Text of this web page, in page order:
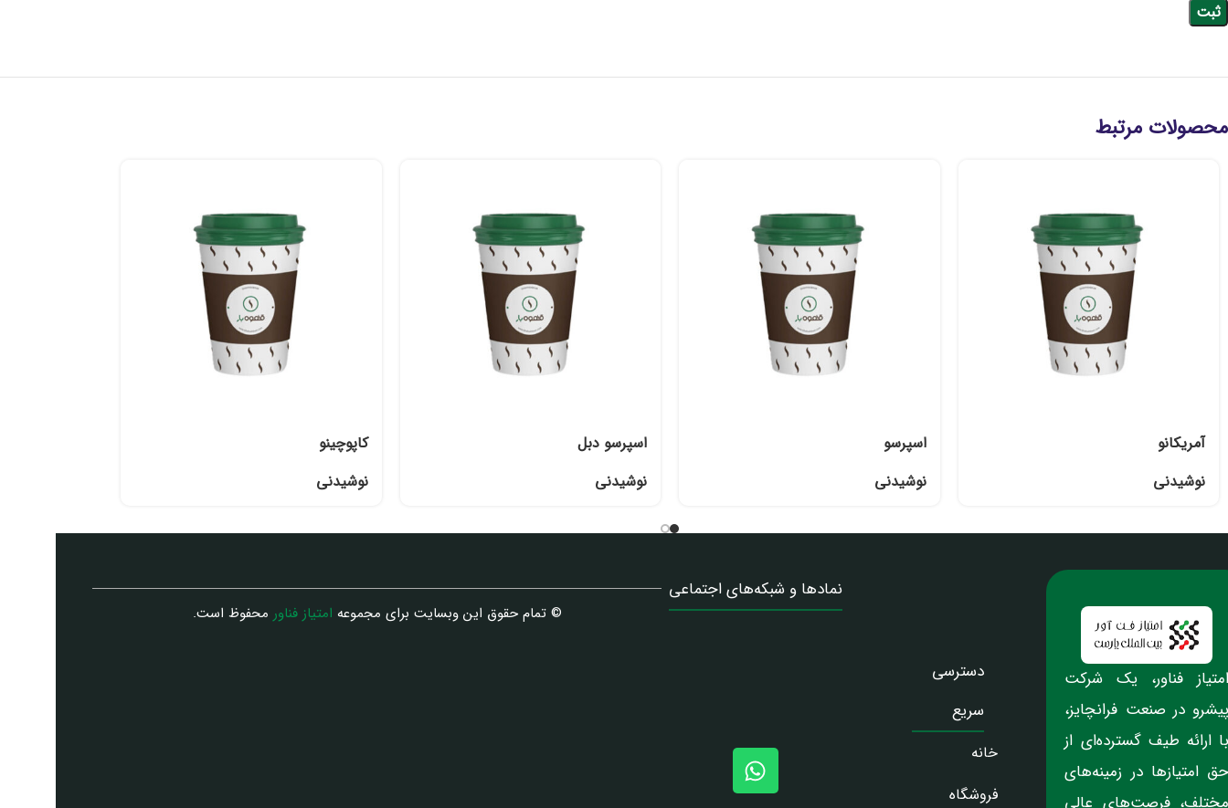
محصولات مرتبط
آمریکانو
نوشیدنی
اسپرسو
نوشیدنی
اسپرسو دبل
نوشیدنی
کاپوچینو
نوشیدنی
امتیاز فناور، یک شرکت
پیشرو در صنعت فرانچایز،
با ارائه طیف گسترده‌ای از
حق امتیازها در زمینه‌های
مختلف، فرصت‌های عالی
دسترسی
سریع
خانه
فروشگاه
نمادها و شبکه‌های اجتماعی
© تمام حقوق این وبسایت برای مجموعه امتیاز فناور محفوظ است.